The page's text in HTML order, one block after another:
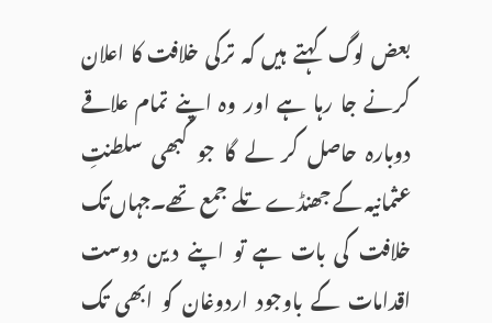
بعض لوگ کہتے ہیں کہ ترکی خلافت کا اعلان
کرنے جا رہا ہے اور وہ اپنے تمام علاقے
دوبارہ حاصل کر لے گا جو کبھی سلطنتِ
عثمانیہ کے جھنڈے تلے جمع تھے۔جہاں تک
خلافت کی بات ہے تو اپنے دین دوست
اقدامات کے باوجود اردوغان کو ابھی تک